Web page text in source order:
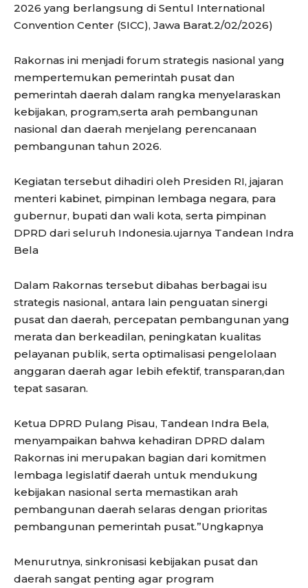
2026 yang berlangsung di Sentul International
Convention Center (SICC), Jawa Barat.2/02/2026)
Rakornas ini menjadi forum strategis nasional yang
mempertemukan pemerintah pusat dan
pemerintah daerah dalam rangka menyelaraskan
kebijakan, program,serta arah pembangunan
nasional dan daerah menjelang perencanaan
pembangunan tahun 2026.
Kegiatan tersebut dihadiri oleh Presiden RI, jajaran
menteri kabinet, pimpinan lembaga negara, para
gubernur, bupati dan wali kota, serta pimpinan
DPRD dari seluruh Indonesia.ujarnya Tandean Indra
Bela
Dalam Rakornas tersebut dibahas berbagai isu
strategis nasional, antara lain penguatan sinergi
pusat dan daerah, percepatan pembangunan yang
merata dan berkeadilan, peningkatan kualitas
pelayanan publik, serta optimalisasi pengelolaan
anggaran daerah agar lebih efektif, transparan,dan
tepat sasaran.
Ketua DPRD Pulang Pisau, Tandean Indra Bela,
menyampaikan bahwa kehadiran DPRD dalam
Rakornas ini merupakan bagian dari komitmen
lembaga legislatif daerah untuk mendukung
kebijakan nasional serta memastikan arah
pembangunan daerah selaras dengan prioritas
pembangunan pemerintah pusat.”Ungkapnya
Menurutnya, sinkronisasi kebijakan pusat dan
daerah sangat penting agar program